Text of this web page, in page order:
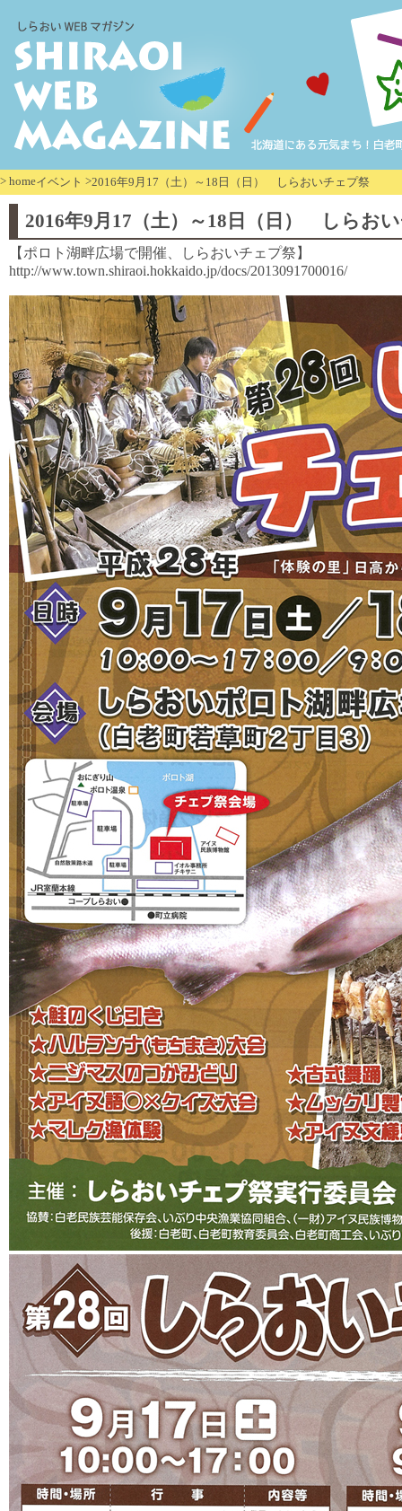
> homeイベント >2016年9月17（土）～18日（日） しらおいチェプ祭
2016年9月17（土）～18日（日） しらお
【ポロト湖畔広場で開催、しらおいチェプ祭】
http://www.town.shiraoi.hokkaido.jp/docs/2013091700016/